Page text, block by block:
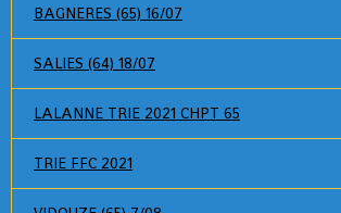
BAGNERES (65) 16/07
SALIES (64) 18/07
LALANNE TRIE 2021 CHPT 65
TRIE FFC 2021